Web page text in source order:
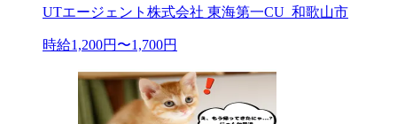
UTエージェント株式会社 東海第一CU_和歌山市
時給1,200円〜1,700円